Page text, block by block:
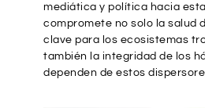
mediática y política hacia
compromete no solo la salud
clave para los ecosistemas
también la integridad de los
dependen de estos